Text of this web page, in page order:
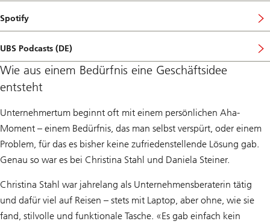
Spotify
UBS Podcasts (DE)
Wie aus einem Bedürfnis eine Geschäftsidee
entsteht
Unternehmertum beginnt oft mit einem persönlichen Aha-
Moment – einem Bedürfnis, das man selbst verspürt, oder einem
Problem, für das es bisher keine zufriedenstellende Lösung gab.
Genau so war es bei Christina Stahl und Daniela Steiner.
Christina Stahl war jahrelang als Unternehmensberaterin tätig
und dafür viel auf Reisen – stets mit Laptop, aber ohne, wie sie
fand, stilvolle und funktionale Tasche. «Es gab einfach kein